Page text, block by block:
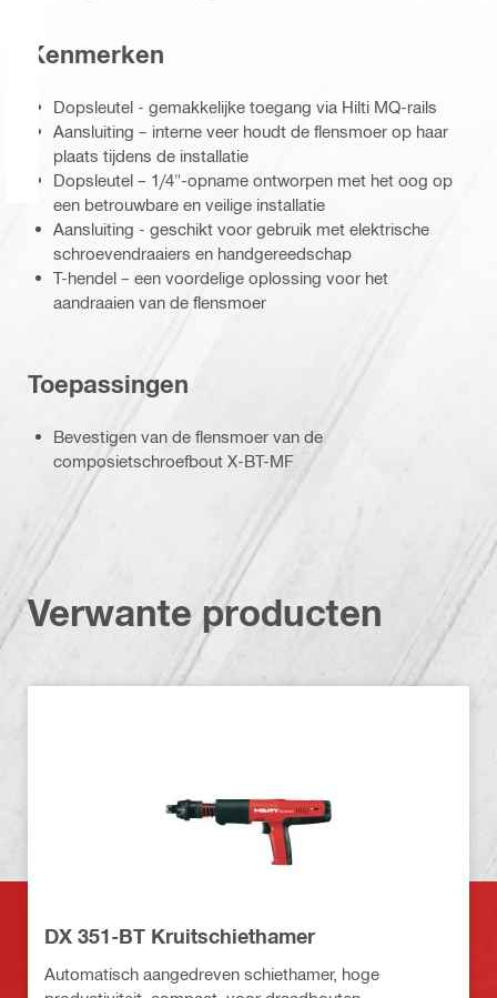
Kenmerken
Dopsleutel - gemakkelijke toegang via Hilti MQ-rails
Aansluiting – interne veer houdt de flensmoer op haar
plaats tijdens de installatie
Dopsleutel – 1/4"-opname ontworpen met het oog op
een betrouwbare en veilige installatie
Aansluiting - geschikt voor gebruik met elektrische
schroevendraaiers en handgereedschap
T-hendel – een voordelige oplossing voor het
aandraaien van de flensmoer
Toepassingen
Bevestigen van de flensmoer van de
composietschroefbout X-BT-MF
Verwante producten
DX 351-BT Kruitschiethamer
Automatisch aangedreven schiethamer, hoge